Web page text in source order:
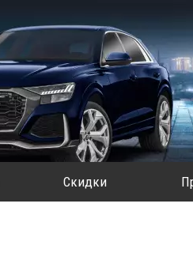
Скидки